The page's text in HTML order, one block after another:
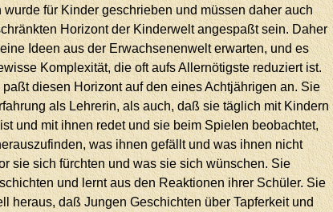
wurde für Kinder geschrieben und müssen daher auch
Horizont der Kinderwelt angespaßt sein. Daher
Ideen aus der Erwachsenenwelt erwarten, und es
Komplexität, die oft aufs Allernötigste reduziert ist.
diesen Horizont auf den eines Achtjährigen an. Sie
als Lehrerin, als auch, daß sie täglich mit Kindern
und mit ihnen redet und sie beim Spielen beobachtet,
was ihnen gefällt und was ihnen nicht
sie sich fürchten und was sie sich wünschen. Sie
und lernt aus den Reaktionen ihrer Schüler. Sie
heraus, daß Jungen Geschichten über Tapferkeit und